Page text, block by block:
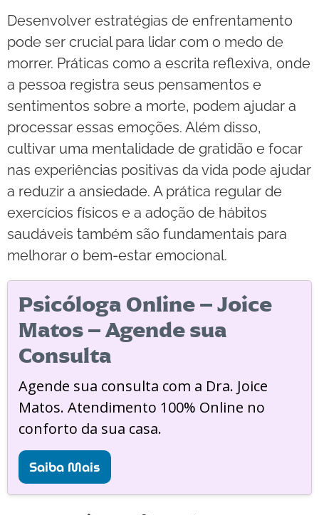
Desenvolver estratégias de enfrentamento
pode ser crucial para lidar com o medo de
morrer. Práticas como a escrita reflexiva, onde
a pessoa registra seus pensamentos e
sentimentos sobre a morte, podem ajudar a
processar essas emoções. Além disso,
cultivar uma mentalidade de gratidão e focar
nas experiências positivas da vida pode ajudar
a reduzir a ansiedade. A prática regular de
exercícios físicos e a adoção de hábitos
saudáveis também são fundamentais para
melhorar o bem-estar emocional.
Psicóloga Online – Joice
Matos – Agende sua
Consulta
Agende sua consulta com a Dra. Joice
Matos. Atendimento 100% Online no
conforto da sua casa.
Saiba Mais